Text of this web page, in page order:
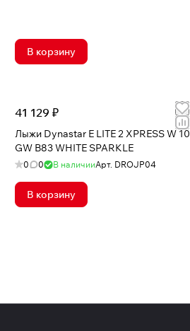
В корзину
41 129 ₽
Лыжи Dynastar E LITE 2 XPRESS W 10
GW B83 WHITE SPARKLE
0 0 В наличииАрт. DROJP04
В корзину